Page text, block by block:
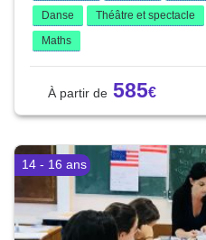
Danse
Théâtre et spectacle
Maths
585
14 - 16 ans